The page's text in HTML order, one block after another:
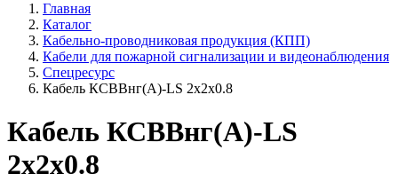
Главная
Каталог
Кабельно-проводниковая продукция (КПП)
Кабели для пожарной сигнализации и видеонаблюдения
Спецресурс
Кабель КСВВнг(A)-LS 2x2x0.8
Кабель КСВВнг(A)-LS
2x2x0.8